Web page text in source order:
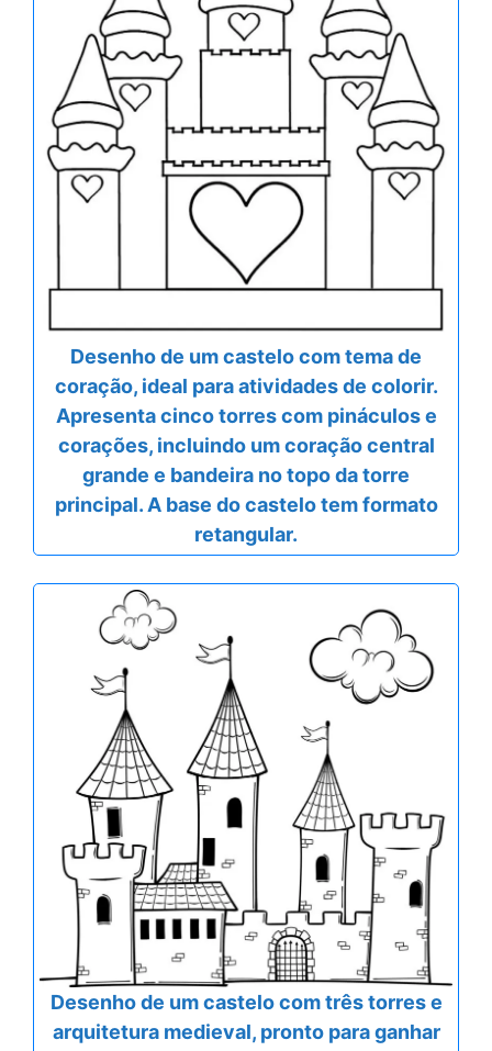
Desenho de um castelo com tema de
coração, ideal para atividades de colorir.
Apresenta cinco torres com pináculos e
corações, incluindo um coração central
grande e bandeira no topo da torre
principal. A base do castelo tem formato
retangular.
Desenho de um castelo com três torres e
arquitetura medieval, pronto para ganhar